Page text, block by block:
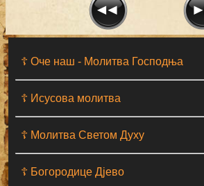
☦ Оче наш - Moлитва Господња
☦ Исусова молитва
☦ Молитва Светом Духу
☦ Богородице Дјево